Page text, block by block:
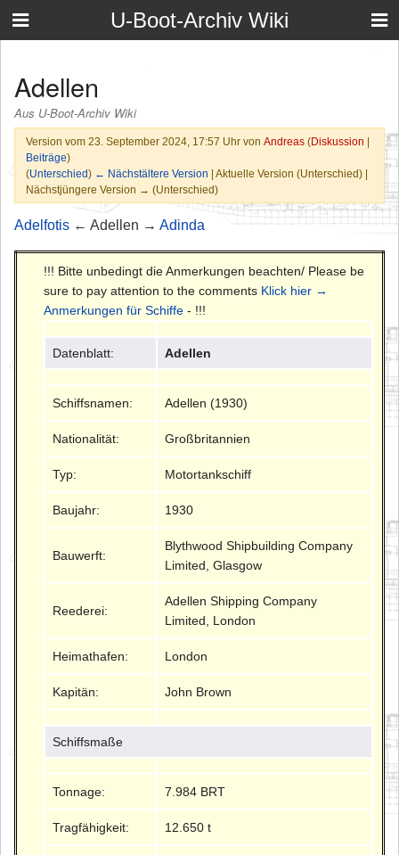
U-Boot-Archiv Wiki
Adellen
Aus U-Boot-Archiv Wiki
Version vom 23. September 2024, 17:57 Uhr von Andreas (Diskussion |
Beiträge)
(Unterschied) ← Nächstältere Version | Aktuelle Version (Unterschied) |
Nächstjüngere Version → (Unterschied)
Adelfotis ← Adellen → Adinda
!!! Bitte unbedingt die Anmerkungen beachten/ Please be
sure to pay attention to the comments Klick hier →
Anmerkungen für Schiffe - !!!
Datenblatt: Adellen
Schiffsnamen: Adellen (1930)
Nationalität: Großbritannien
Typ: Motortankschiff
Baujahr: 1930
Bauwerft:
Blythwood Shipbuilding Company
Limited, Glasgow
Reederei:
Adellen Shipping Company
Limited, London
Heimathafen: London
Kapitän: John Brown
Schiffsmaße
Tonnage: 7.984 BRT
Tragfähigkeit: 12.650 t